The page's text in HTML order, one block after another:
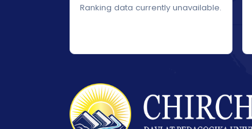
Ranking data currently unavailable.